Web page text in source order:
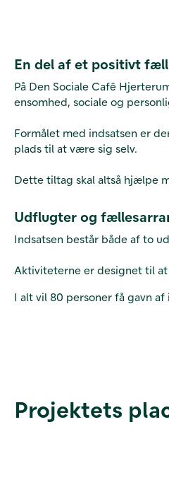
En del af et positivt
På Den Sociale Café
ensomhed, sociale og
Formålet med indsatsen er
plads til at være sig selv.
Dette tiltag skal altså hjælpe
Udflugter og
Indsatsen består både af to
Aktiviteterne er designet til
I alt vil 80 personer få gavn
Projektets